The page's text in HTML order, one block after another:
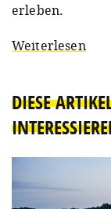
erleben.
Weiterlesen
DIESE